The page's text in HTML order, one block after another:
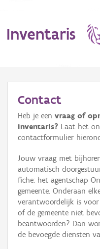
Inventaris
Erfgoedobject
Aanduidingsobject
Waarneming
Thema
Gebeurtenis
Persoon of collectief
Contact
Heb je een vraag of
inventaris? Laat het
contactformulier
Jouw vraag met
automatisch
fiche: het agentschap
gemeente. Onderaan
verantwoordelijk is
of de gemeente niet
beantwoorden? Dan
de bevoegde diensten